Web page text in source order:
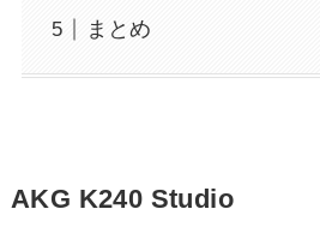
まとめ
AKG K240 Studio